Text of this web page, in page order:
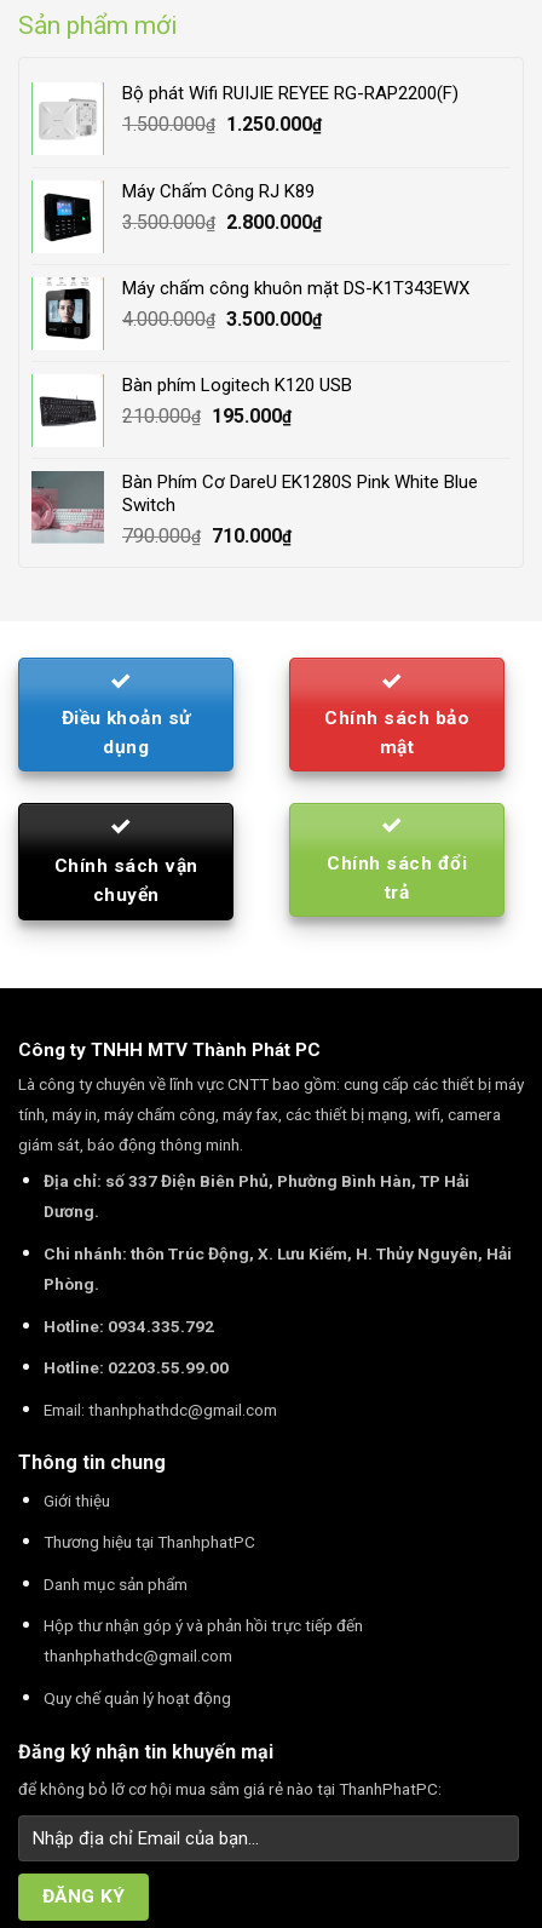
Sản phẩm mới
Bộ phát Wifi RUIJIE REYEE RG-RAP2200(F)
1.500.000₫
Original
1.500.000₫.
1.250.000₫Current
Máy Chấm Công RJ K89
3.500.000₫
Original
3.500.000₫.
2.800.000₫Current
2.800.000₫.
Máy chấm công khuôn mặt DS-K1T343EWX
4.000.000₫ Original
4.000.000₫.
3.500.000₫Current
3.500.000₫.
Bàn phím Logitech K120 USB
210.000₫
Original
210.000₫.
195.000₫Current
195.000₫.
Bàn Phím Cơ DareU EK1280S Pink White Blue
Switch
790.000₫
Original
710.000₫Current
Điều khoản sử
dụng
Chính sách bảo
mật
Chính sách vận
chuyển
Chính sách đổi
trả
Công ty TNHH MTV Thành Phát PC
Là công ty chuyên về lĩnh vực CNTT bao gồm: cung cấp các thiết bị máy
tính, máy in, máy chấm công, máy fax, các thiết bị mạng, wifi, camera
giám sát, báo động thông minh.
Địa chỉ: số 337 Điện Biên Phủ, Phường Bình Hàn, TP Hải
Dương.
Chi nhánh: thôn Trúc Động, X. Lưu Kiếm, H. Thủy Nguyên, Hải
Phòng.
Hotline: 0934.335.792
Hotline: 02203.55.99.00
Email: thanhphathdc@gmail.com
Thông tin chung
Giới thiệu
Thương hiệu tại ThanhphatPC
Danh mục sản phẩm
Hộp thư nhận góp ý và phản hồi trực tiếp đến
thanhphathdc@gmail.com
Quy chế quản lý hoạt động
Đăng ký nhận tin khuyến mại
để không bỏ lỡ cơ hội mua sắm giá rẻ nào tại ThanhPhatPC: